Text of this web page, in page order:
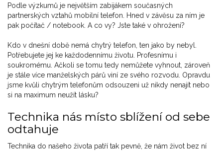
Podle výzkumů je největším zabijákem současných
partnerských vztahů mobilní telefon. Hned v závěsu za ním je
pak počítač / notebook. A co vy? Jste také v ohrožení?
Kdo v dnešní době nemá chytrý telefon, ten jako by nebyl.
Potřebujete jej ke každodennímu životu. Profesnímu i
soukromému. Ačkoli se tomu tedy nemůžete vyhnout, zároveň
je stále více manželských párů viní ze svého rozvodu. Opravdu
jsme kvůli chytrým telefonům odsouzeni už nikdy nenajít nebo
si na maximum neužít lásku?
Technika nás místo sblížení od sebe
odtahuje
Technika do našeho života patří tak pevně, že nám život bez ní